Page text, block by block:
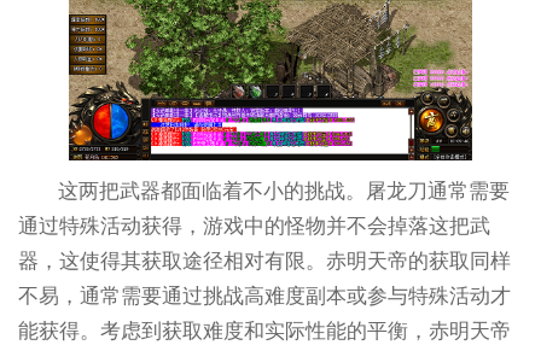
这两把武器都面临着不小的挑战。屠龙刀通常需要
通过特殊活动获得，游戏中的怪物并不会掉落这把武
器，这使得其获取途径相对有限。赤明天帝的获取同样
不易，通常需要通过挑战高难度副本或参与特殊活动才
能获得。考虑到获取难度和实际性能的平衡，赤明天帝